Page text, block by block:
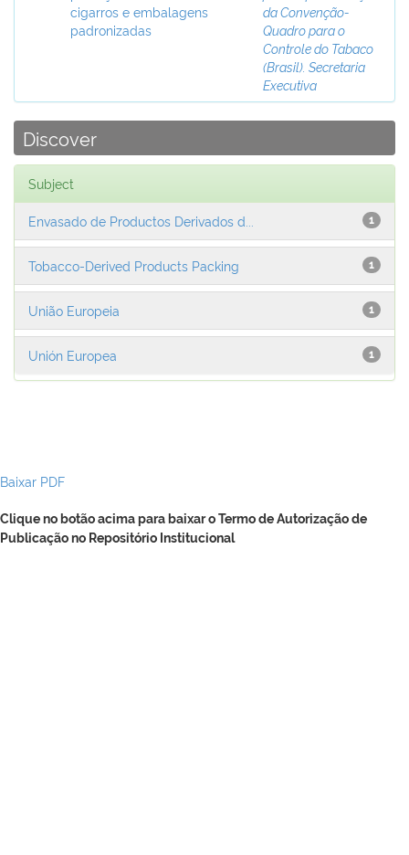
cigarros e embalagens
padronizadas
da Convenção-
Quadro para o
Controle do Tabaco
(Brasil). Secretaria
Executiva
Discover
Subject
1
Envasado de Productos Derivados d...
1
Tobacco-Derived Products Packing
1
União Europeia
1
Unión Europea
Baixar PDF
Clique no botão acima para baixar o Termo de Autorização de
Publicação no Repositório Institucional